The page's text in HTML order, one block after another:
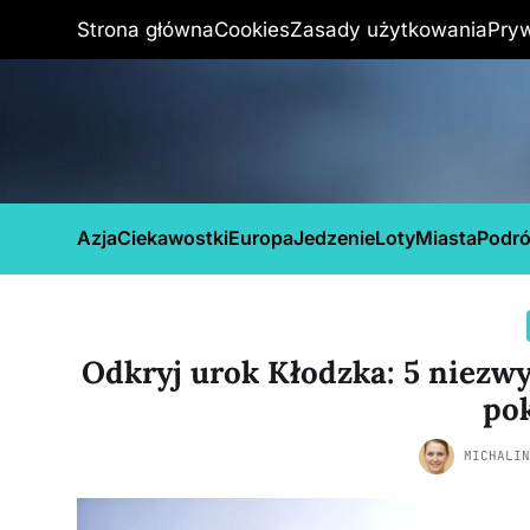
Strona głównaCookiesZasady użytkowania
AzjaCiekawostkiEuropaJedzenieLotyMiasta
Odkryj urok Kłodzka: 5